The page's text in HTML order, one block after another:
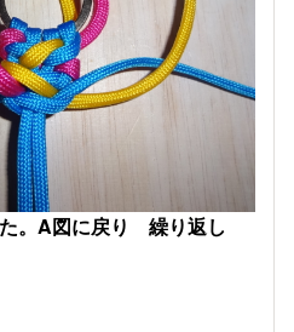
A図に戻り 繰り返し